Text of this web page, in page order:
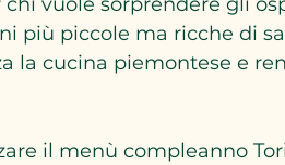
più piccole ma ricche di
la cucina piemontese e
il menù compleanno